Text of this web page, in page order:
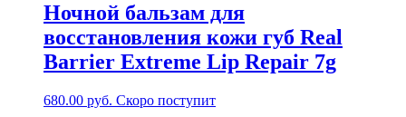
Ночной бальзам для
восстановления кожи губ Real
Barrier Extreme Lip Repair 7g
680.00 руб. Скоро поступит